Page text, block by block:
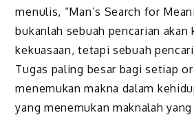
menulis, “Man’s Search for
bukanlah sebuah pencarian akan
kekuasaan, tetapi sebuah
Tugas paling besar bagi setiap
menemukan makna dalam
yang menemukan maknalah